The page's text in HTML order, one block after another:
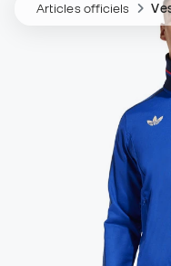
Articles officiels